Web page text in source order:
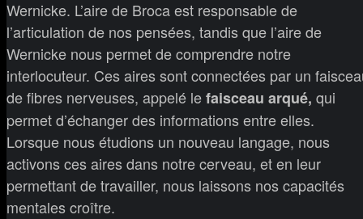
Wernicke. L’aire de Broca est responsable de
l’articulation de nos pensées, tandis que l’aire de
Wernicke nous permet de comprendre notre
interlocuteur. Ces aires sont connectées par un
de fibres nerveuses, appelé lefaisceau arqué, qui
permet d’échanger des informations entre elles.
Lorsque nous étudions un nouveau langage, nous
activons ces aires dans notre cerveau, et en leur
permettant de travailler, nous laissons nos capacités
mentales croître.